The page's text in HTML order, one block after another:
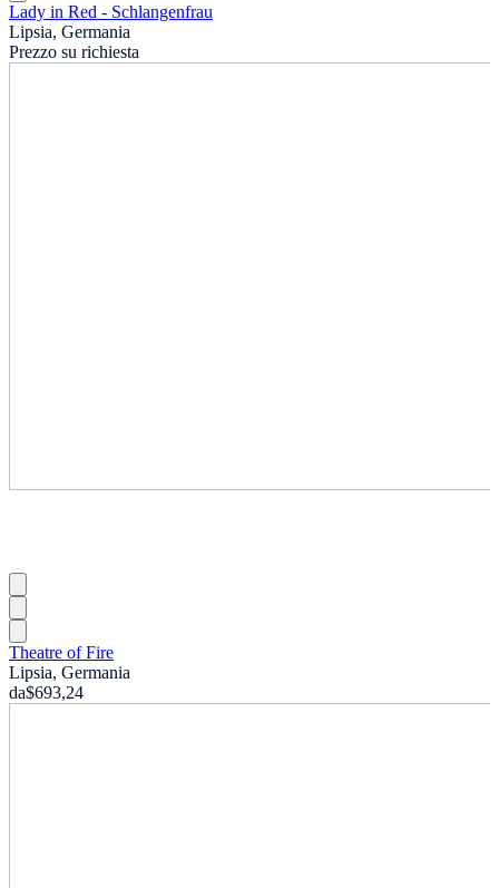
Lady in Red - Schlangenfrau
Lipsia, Germania
Prezzo su richiesta
Theatre of Fire
Lipsia, Germania
da$693,24